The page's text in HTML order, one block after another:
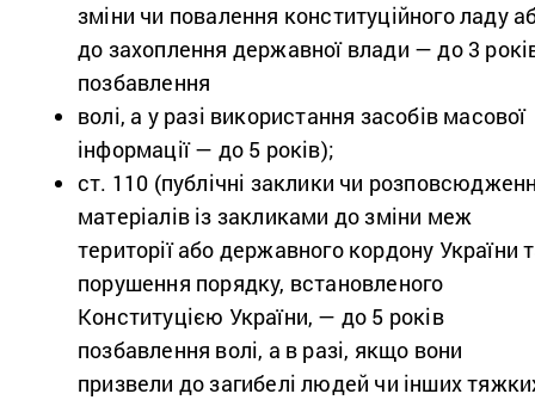
зміни чи повалення конституційного ладу
до захоплення державної влади — до 3
позбавлення
волі, а у разі використання засобів масової
інформації — до 5 років);
ст. 110 (публічні заклики чи
матеріалів із закликами дозміни меж
території або державного кордону України
порушення порядку, встановленого
Конституцією України, — до 5 років
позбавлення волі, а в разі, якщо вони
призвели до загибелі людей чи інших